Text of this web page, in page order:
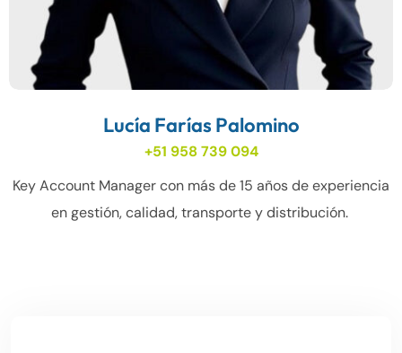
Lucía Farías Palomino
+51 958 739 094
Key Account Manager con más de 15 años de experiencia
en gestión, calidad, transporte y distribución.